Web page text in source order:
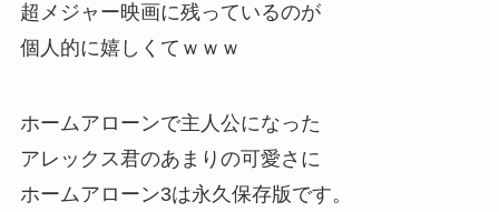
超メジャー映画に残っているのが
個人的に嬉しくてｗｗｗ
ホームアローンで主人公になった
アレックス君のあまりの可愛さに
ホームアローン3は永久保存版です。